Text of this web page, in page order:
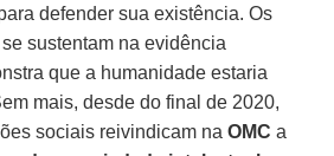
defender sua existência. Os
sustentam na evidência
que a humanidade estaria
mais, desde do final de 2020,
sociais reivindicam naOMC a